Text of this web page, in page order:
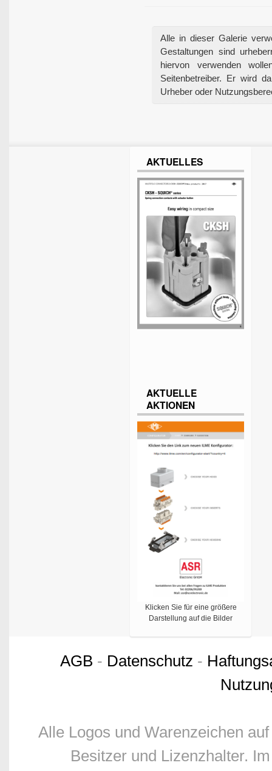
Alle in dieser Galerie
Gestaltungen sind
hiervon verwenden
Seitenbetreiber. Er wird
Urheber oder
AKTUELLES
AKTUELLE
AKTIONEN
Klicken Sie für eine größere
Darstellung auf die Bilder
AGB - Datenschutz -
Alle Logos und Warenzeichen
Besitzer und Lizenzhalter.